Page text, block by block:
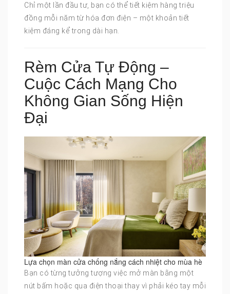
Chỉ một lần đầu tư, bạn có thể tiết kiệm hàng triệu
đồng mỗi năm từ hóa đơn điện – một khoản tiết
kiệm đáng kể trong dài hạn.
Rèm Cửa Tự Động –
Cuộc Cách Mạng Cho
Không Gian Sống Hiện
Đại
Lựa chọn màn cửa chống nắng cách nhiệt cho mùa hè
Bạn có từng tưởng tượng việc mở màn bằng một
nút bấm hoặc qua điện thoại thay vì phải kéo tay mỗi